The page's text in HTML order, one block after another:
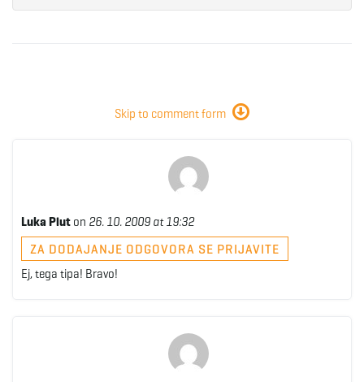
Skip to comment form
Luka Plut on 26. 10. 2009 at 19:32
ZA DODAJANJE ODGOVORA SE PRIJAVITE
Ej, tega tipa! Bravo!